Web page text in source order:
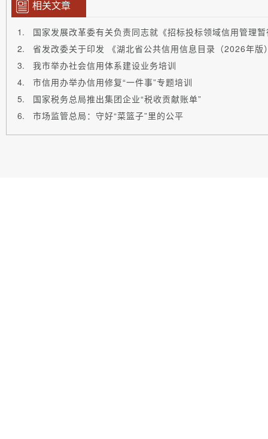
相关文章
国家发展改革委有关负责同志就《招标投标领域信用管理
省发改委关于印发 《湖北省公共信用信息目录（2026年版
我市举办社会信用体系建设业务培训
市信用办举办信用修复“一件事”专题培训
国家税务总局推出集团企业“税收贡献账单”
市场监管总局：守好“菜篮子”里的公平